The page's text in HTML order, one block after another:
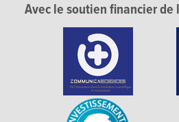
Avec le soutien financier de